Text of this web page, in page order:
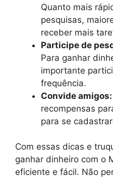
Quanto mais
pesquisas,
receber mais
Participe de
Para ganhar
importante
frequência.
Convide amigos:
recompensas
para se
Com essas dicas e
ganhar dinheiro com o
eficiente e fácil. Não